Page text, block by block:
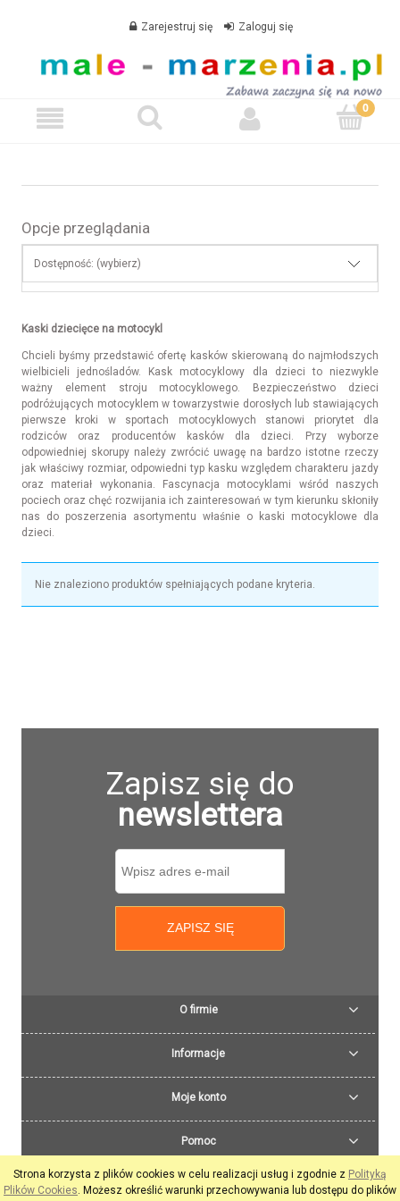
Strona korzysta z plików cookies w celu realizacji usług i zgodnie z Polityką
Plików Cookies. Możesz określić warunki przechowywania lub dostępu do plików
Zarejestruj się Zaloguj się
Opcje przeglądania
Dostępność: (wybierz)
Kaski dziecięce na motocykl
Chcieli byśmy przedstawić ofertę kasków skierowaną do najmłodszych
wielbicieli jednośladów. Kask motocyklowy dla dzieci to niezwykle
ważny element stroju motocyklowego. Bezpieczeństwo dzieci
podróżujących motocyklem w towarzystwie dorosłych lub stawiających
pierwsze kroki w sportach motocyklowych stanowi priorytet dla
rodziców oraz producentów kasków dla dzieci. Przy wyborze
odpowiedniej skorupy należy zwrócić uwagę na bardzo istotne rzeczy
jak właściwy rozmiar, odpowiedni typ kasku względem charakteru jazdy
oraz materiał wykonania. Fascynacja motocyklami wśród naszych
pociech oraz chęć rozwijania ich zainteresowań w tym kierunku skłoniły
nas do poszerzenia asortymentu właśnie o kaski motocyklowe dla
dzieci.
Nie znaleziono produktów spełniających podane kryteria.
Zapisz się do
newslettera
ZAPISZ SIĘ
O firmie
Informacje
Moje konto
Pomoc
pokaż pełną wersję strony